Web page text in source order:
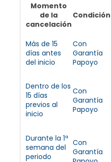
Momento
de la
cancelación
Condición
Más de 15
días antes
del inicio
Con
Garantía
Papoyo
Dentro de los
15 días
previos al
inicio
Con
Garantía
Papoyo
Durante la 1ª
semana del
periodo
Con
Garantía